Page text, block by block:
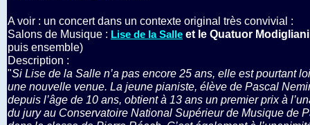
A voir : un concert dans un contexte original très convivial :
Salons de Musique : Lise de la Salle et le Quatuor
puis ensemble)
Description :
"Si Lise de la Salle n’a pas encore 25 ans, elle est pourtant
une nouvelle venue. La jeune pianiste, élève de Pascal
depuis l’âge de 10 ans, obtient à 13 ans un premier prix à
du jury au Conservatoire National Supérieur de Musique de